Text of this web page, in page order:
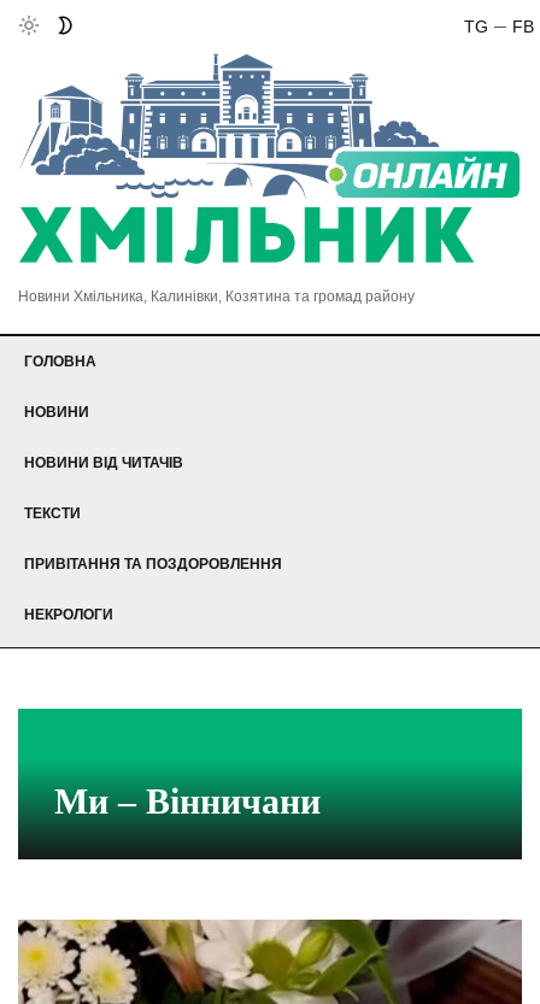
FB
TG
Новини Хмільника, Калинівки, Козятина та громад району
ГОЛОВНА
НОВИНИ
НОВИНИ ВІД ЧИТАЧІВ
ТЕКСТИ
ПРИВІТАННЯ ТА ПОЗДОРОВЛЕННЯ
НЕКРОЛОГИ
Ми – Вінничани